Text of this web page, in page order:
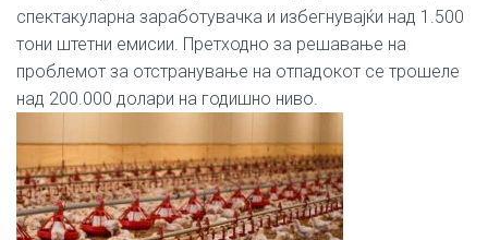
спектакуларна заработувачка и избегнувајќи над 1.500
тони штетни емисии. Претходно за решавање на
проблемот за отстранување на отпадокот се трошеле
над 200.000 долари на годишно ниво.